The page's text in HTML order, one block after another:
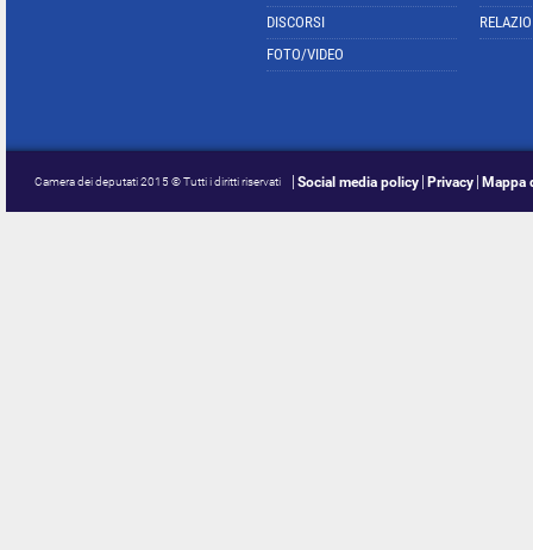
DISCORSI
FOTO/VIDEO
Camera dei deputati 2015 © Tutti i diritti riservati Social media policy Privacy Mappa